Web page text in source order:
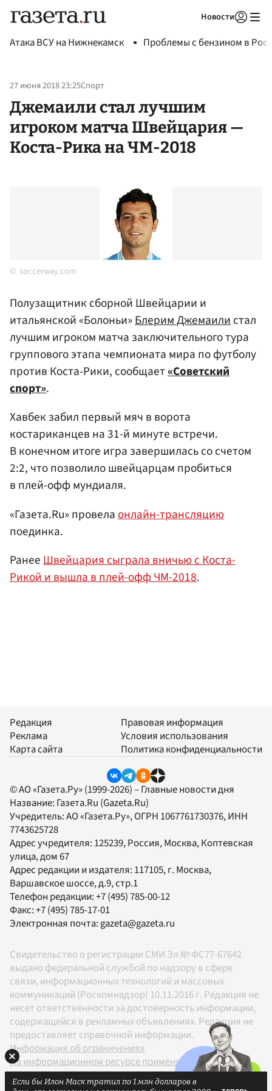
Новости
Атака ВСУ на Нижнекамск Проблемы с бензином в
27 июня 2018 23:25Спорт
Джемаили стал лучшим
игроком матча Швейцария —
Коста-Рика на ЧМ-2018
soccerway.com
Полузащитник сборной Швейцарии и
итальянской «Болоньи»Блерим Джемаилистал
лучшим игроком матча заключительного тура
группового этапа чемпионата мира по футболу
против Коста-Рики, сообщает«Советский
спорт».
Хавбек забил первый мяч в ворота
костариканцев на 31-й минуте встречи.
В конечном итоге игра завершилась со счетом
2:2, что позволило швейцарцам пробиться
в плей-офф мундиаля.
«Газета.Ru» провела онлайн-трансляцию
поединка.
РанееШвейцария сыграла вничью с Коста-
Рикой и вышла в плей-офф ЧМ-2018.
Редакция
Реклама
Карта сайта
Правовая информация
Условия использования
Политика конфиденциальности
© АО «Газета.Ру» (1999-2026) – Главные новости дня
Название: Газета.Ru (Gazeta.Ru)
Учредитель:АО «Газета.Ру», ОГРН 1067761730376, ИНН
7743625728
Адрес учредителя: 125239, Россия, Москва, Коптевская
улица, дом 67
Адрес редакции и издателя: 117105, г. Москва,
Варшавское шоссе, д.9, стр.1
Телефон редакции:+7 (495) 785-00-12
Факс:+7 (495) 785-17-01
Электронная почта:gazeta@gazeta.ru
Свидетельство о регистрации СМИ Эл № ФС77-67642
выдано федеральной службой по надзору в сфере
связи, информационных технологий и массовых
коммуникаций (Роскомнадзор) 10.11.2016 г. Редакция не
несет ответственности за достоверность информации,
содержащейся в рекламных объявлениях. Редакция не
предоставляет справочной информации.
Информация об ограничениях
На информационном ресурсе применяются
рекомендательные технологии в соответствии с
Если бы Илон Маск тратил по 1 млн долларов в